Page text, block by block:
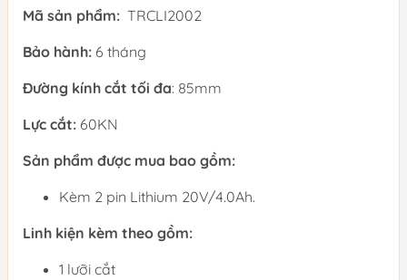
Mã sản phẩm: TRCLI2002
Bảo hành: 6 tháng
Đường kính cắt tối đa: 85mm
Lực cắt: 60KN
Sản phẩm được mua bao gồm:
Kèm 2 pin Lithium 20V/4.0Ah.
Linh kiện kèm theo gồm:
1 lưỡi cắt